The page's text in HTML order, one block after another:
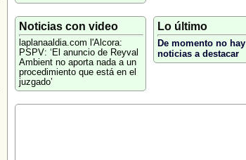
Noticias con video
laplanaaldia.com l'Alcora:
PSPV: ‘El anuncio de Reyval
Ambient no aporta nada a un
procedimiento que está en el
juzgado’
Lo último
De momento no hay
noticias a destacar